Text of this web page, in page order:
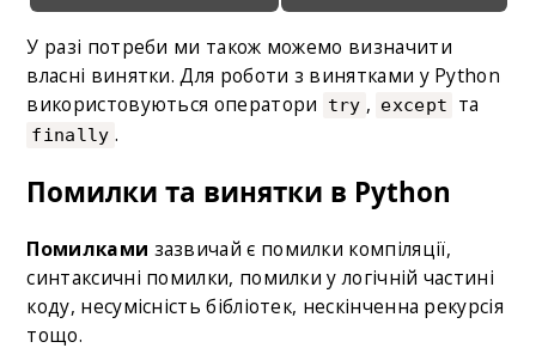
У разі потреби ми також можемо визначити
власні винятки. Для роботи з винятками у Python
використовуються оператори
try , except та
finally .
Помилки та винятки в Python
Помилками зазвичай є помилки компіляції,
синтаксичні помилки, помилки у логічній частині
коду, несумісність бібліотек, нескінченна рекурсія
тощо.